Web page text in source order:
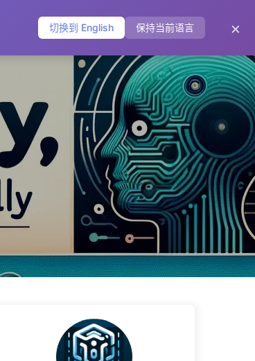
切换到 English 保持当前语言 ×
标签 分类 友链 关于